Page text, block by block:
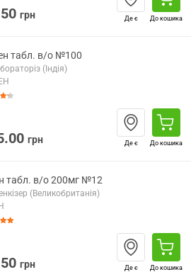
грн Де є До кошика
табл. в/о №100
(Індія)
грн Де є До кошика
табл. в/о 200мг №12
(Великобританія)
грн Де є До кошика